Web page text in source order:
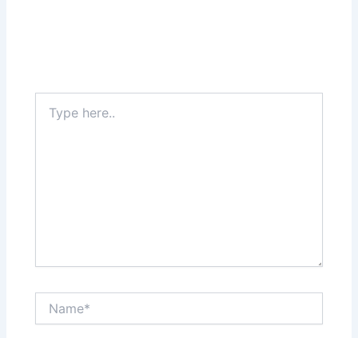
here..